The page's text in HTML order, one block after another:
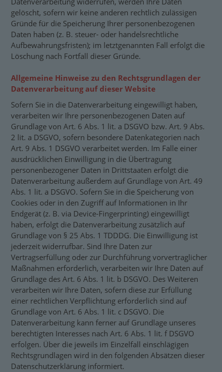
gelöscht, sofern wir keine anderen rechtlich zulässigen
Gründe für die Speicherung Ihrer personenbezogenen
Daten haben (z. B. steuer- oder handelsrechtliche
Aufbewahrungsfristen); im letztgenannten Fall erfolgt die
Löschung nach Fortfall dieser Gründe.
Allgemeine Hinweise zu den Rechtsgrundlagen der
Datenverarbeitung auf dieser Website
Sofern Sie in die Datenverarbeitung eingewilligt haben,
verarbeiten wir Ihre personenbezogenen Daten auf
Grundlage von Art. 6 Abs. 1 lit. a DSGVO bzw. Art. 9 Abs.
2 lit. a DSGVO, sofern besondere Datenkategorien nach
Art. 9 Abs. 1 DSGVO verarbeitet werden. Im Falle einer
ausdrücklichen Einwilligung in die Übertragung
personenbezogener Daten in Drittstaaten erfolgt die
Datenverarbeitung außerdem auf Grundlage von Art. 49
Abs. 1 lit. a DSGVO. Sofern Sie in die Speicherung von
Cookies oder in den Zugriff auf Informationen in Ihr
Endgerät (z. B. via Device-Fingerprinting) eingewilligt
haben, erfolgt die Datenverarbeitung zusätzlich auf
Grundlage von § 25 Abs. 1 TDDDG. Die Einwilligung ist
jederzeit widerrufbar. Sind Ihre Daten zur
Vertragserfüllung oder zur Durchführung vorvertraglicher
Maßnahmen erforderlich, verarbeiten wir Ihre Daten auf
Grundlage des Art. 6 Abs. 1 lit. b DSGVO. Des Weiteren
verarbeiten wir Ihre Daten, sofern diese zur Erfüllung
einer rechtlichen Verpflichtung erforderlich sind auf
Grundlage von Art. 6 Abs. 1 lit. c DSGVO. Die
Datenverarbeitung kann ferner auf Grundlage unseres
berechtigten Interesses nach Art. 6 Abs. 1 lit. f DSGVO
erfolgen. Über die jeweils im Einzelfall einschlägigen
Rechtsgrundlagen wird in den folgenden Absätzen dieser
Datenschutzerklärung informiert.